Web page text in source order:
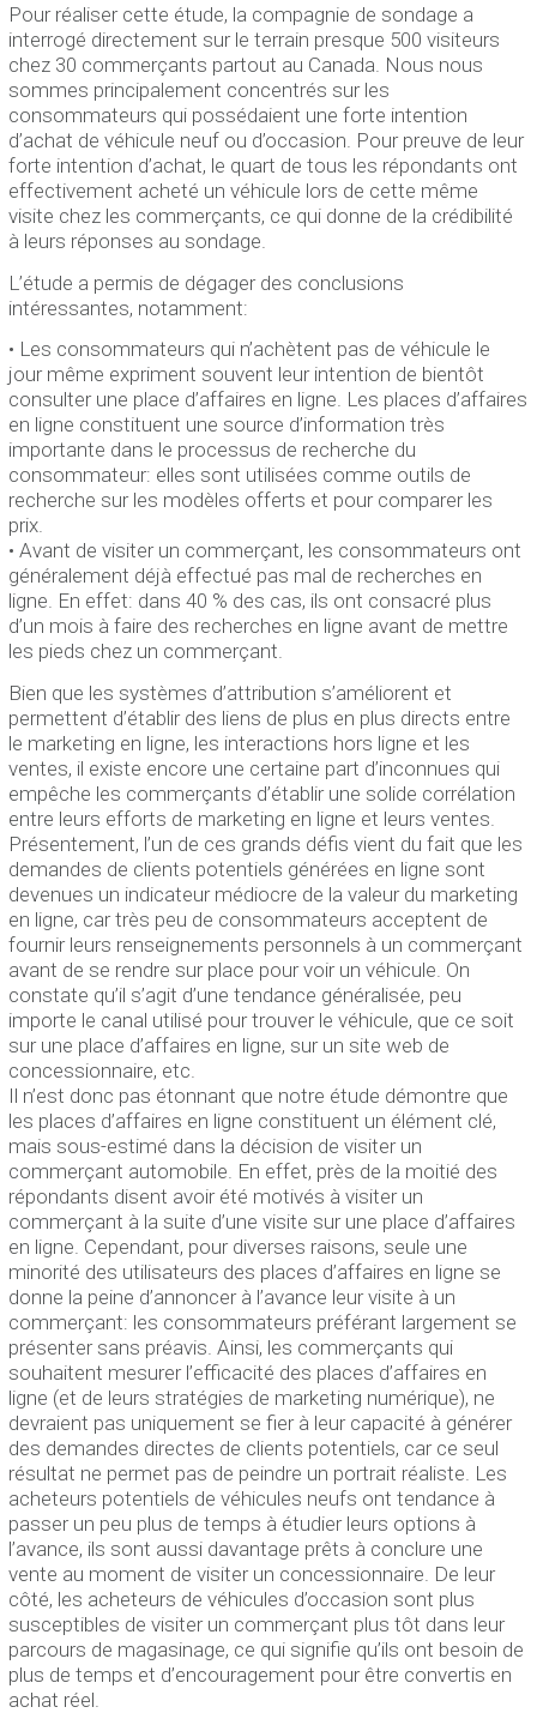
Pour réaliser cette étude, la compagnie de sondage a
interrogé directement sur le terrain presque 500 visiteurs
chez 30 commerçants partout au Canada. Nous nous
sommes principalement concentrés sur les
consommateurs qui possédaient une forte intention
d’achat de véhicule neuf ou d’occasion. Pour preuve de leur
forte intention d’achat, le quart de tous les répondants ont
effectivement acheté un véhicule lors de cette même
visite chez les commerçants, ce qui donne de la crédibilité
à leurs réponses au sondage.
L’étude a permis de dégager des conclusions
intéressantes, notamment:
• Les consommateurs qui n’achètent pas de véhicule le
jour même expriment souvent leur intention de bientôt
consulter une place d’affaires en ligne. Les places d’affaires
en ligne constituent une source d’information très
importante dans le processus de recherche du
consommateur: elles sont utilisées comme outils de
recherche sur les modèles offerts et pour comparer les
prix.
• Avant de visiter un commerçant, les consommateurs ont
généralement déjà effectué pas mal de recherches en
ligne. En effet: dans 40 % des cas, ils ont consacré plus
d’un mois à faire des recherches en ligne avant de mettre
les pieds chez un commerçant.
Bien que les systèmes d’attribution s’améliorent et
permettent d’établir des liens de plus en plus directs entre
le marketing en ligne, les interactions hors ligne et les
ventes, il existe encore une certaine part d’inconnues qui
empêche les commerçants d’établir une solide corrélation
entre leurs efforts de marketing en ligne et leurs ventes.
Présentement, l’un de ces grands défis vient du fait que les
demandes de clients potentiels générées en ligne sont
devenues un indicateur médiocre de la valeur du marketing
en ligne, car très peu de consommateurs acceptent de
fournir leurs renseignements personnels à un commerçant
avant de se rendre sur place pour voir un véhicule. On
constate qu’il s’agit d’une tendance généralisée, peu
importe le canal utilisé pour trouver le véhicule, que ce soit
sur une place d’affaires en ligne, sur un site web de
concessionnaire, etc.
Il n’est donc pas étonnant que notre étude démontre que
les places d’affaires en ligne constituent un élément clé,
mais sous-estimé dans la décision de visiter un
commerçant automobile. En effet, près de la moitié des
répondants disent avoir été motivés à visiter un
commerçant à la suite d’une visite sur une place d’affaires
en ligne. Cependant, pour diverses raisons, seule une
minorité des utilisateurs des places d’affaires en ligne se
donne la peine d’annoncer à l’avance leur visite à un
commerçant: les consommateurs préférant largement se
présenter sans préavis. Ainsi, les commerçants qui
souhaitent mesurer l’efficacité des places d’affaires en
ligne (et de leurs stratégies de marketing numérique), ne
devraient pas uniquement se fier à leur capacité à générer
des demandes directes de clients potentiels, car ce seul
résultat ne permet pas de peindre un portrait réaliste. Les
acheteurs potentiels de véhicules neufs ont tendance à
passer un peu plus de temps à étudier leurs options à
l’avance, ils sont aussi davantage prêts à conclure une
vente au moment de visiter un concessionnaire. De leur
côté, les acheteurs de véhicules d’occasion sont plus
susceptibles de visiter un commerçant plus tôt dans leur
parcours de magasinage, ce qui signifie qu’ils ont besoin de
plus de temps et d’encouragement pour être convertis en
achat réel.